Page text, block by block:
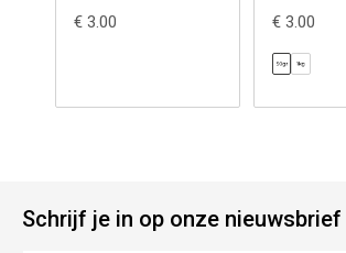
€ 3.00 € 3.00
Schrijf je in op onze nieuwsbrief